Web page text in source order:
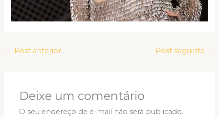
← Post anterior Post seguinte →
Deixe um comentário
O seu endereço de e-mail não será publicado.